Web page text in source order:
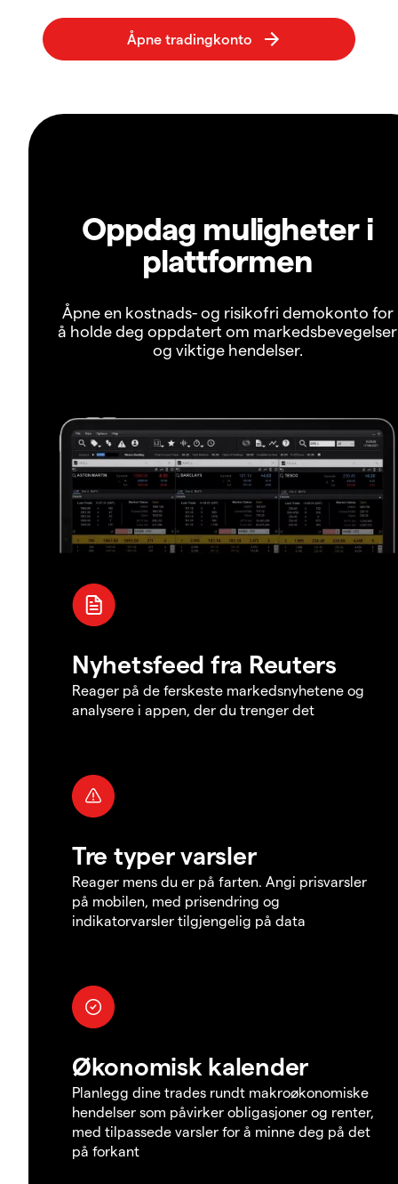
Oppdag muligheter i
plattformen
Åpne en kostnads- og risikofri demokonto for
å holde deg oppdatert om markedsbevegelser
og viktige hendelser.
Nyhetsfeed fra Reuters
Reager på de ferskeste markedsnyhetene og
analysere i appen, der du trenger det
Tre typer varsler
Reager mens du er på farten. Angi prisvarsler
på mobilen, med prisendring og
indikatorvarsler tilgjengelig på data
Økonomisk kalender
Planlegg dine trades rundt makroøkonomiske
hendelser som påvirker obligasjoner og renter,
med tilpassede varsler for å minne deg på det
på forkant